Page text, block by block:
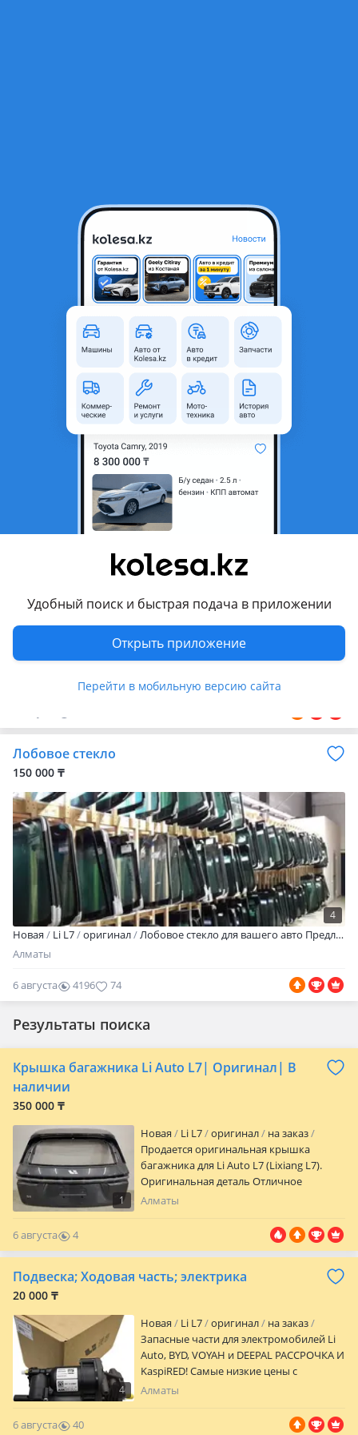
Удобный поиск и быстрая подача в приложении
Открыть приложение
Перейти в мобильную версию сайта
40
Задний фонарь ZEEKR 001 (сплошной)|
Оригинал| LED| В наличии
Новая Li L7 оригинал на заказ Задний сплошной фонарь ZEEKR 001 (LED) Продается задний сплошной фонарь для ZEEKR 001. Оригинальная светодиодная оптика высокого качества. Отлично подойдет для замены поврежденного фонаря после ДТП или восстановления автомобиля. Преимущества: * Оригинальная деталь * Современная LED-подсветка * Все крепления целые * Без трещин и сколов * Полностью готов к установке * Идеальная совместимость с ZEEKR 001 Возможна отправка по всему Казахстану. Поможем с подбором запчастей для ZEEKR. По всем вопросам звоните или пишите — ответим быстро.
0
Лобовое стекло
150 000 ₸
4
Новая Li L7 оригинал
Лобовое стекло для вашего авто Предлагаем широкий выбор Обычный, Антиблик лобовых стекол для любых марок автомобилей: Оригинал: Идеально подходит для тех, кто предпочитает заводское качество. Под оригинал: Оптимальный вариант по цене и качеству. Benson, XYG, Fuyao, KMK: Надежные производители с проверенной репутацией, гарантирующие прочность и долговечность. Мы гарантируем: Профессиональную установку стекол с выездом к клиенту по Алматы. Бесплатную доставку по городу и отправку по всему Казахстану и СНГ через ЖД и Казпочту. Мы уже обслужили сотни довольных клиентов. Гарантия на продукцию и установку. Ваш автомобиль в надежных руках!
Алматы
6 августа 4196 74
Результаты поиска
Крышка багажника Li Auto L7| Оригинал| В
наличии
350 000 ₸
1
Новая Li L7 оригинал
на заказ
Продается оригинальная крышка
багажника для Li Auto L7 (Lixiang L7).
Оригинальная деталь Отличное
состояние Качественный металл и
замены после ДТП или восстановления
автомобиля Возможна отправка в
любой регион Казахстана В наличии
также есть другие кузовные запчасти на
Фонари • Решетка радиатора •
Усилители бамперов и другие детали. По
всем вопросам пишите или звоните —
помогу подобрать необходимые
запчасти.
Алматы
6 августа
4
0
Подвеска; Ходовая часть; электрика
20 000 ₸
4
Новая Li L7 оригинал
на заказ
Запасные части для электромобилей Li
Auto, BYD, VOYAH и DEEPAL РАССРОЧКА И
KaspiRED! Самые низкие цены с
договором и гарантией! Ищете
электромобиля? Мы предлагаем
Алматы
6 августа
40